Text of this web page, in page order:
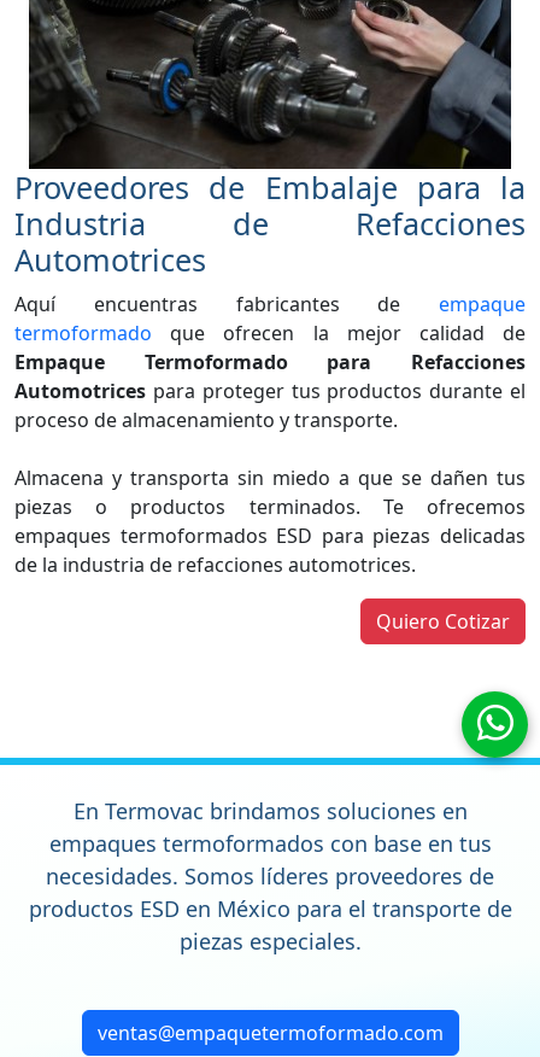
Proveedores de Embalaje para la
Industria de Refacciones
Automotrices
Aquí encuentras fabricantes de empaque
termoformado que ofrecen la mejor calidad de
Empaque Termoformado para Refacciones
Automotrices para proteger tus productos durante el
proceso de almacenamiento y transporte.
Almacena y transporta sin miedo a que se dañen tus
piezas o productos terminados. Te ofrecemos
empaques termoformados ESD para piezas delicadas
de la industria de refacciones automotrices.
Quiero Cotizar
En Termovac brindamos soluciones en
empaques termoformados con base en tus
necesidades. Somos líderes proveedores de
productos ESD en México para el transporte de
piezas especiales.
ventas@empaquetermoformado.com